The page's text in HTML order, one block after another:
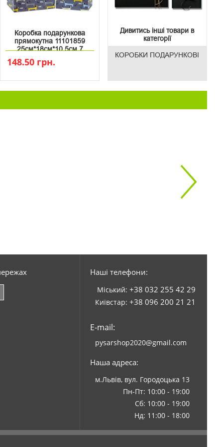
Коробка подарункова
прямокутна 11101859
25см*18см*10.5см 7
148.50 грн.
Дивитись інші товари в
категорії
КОРОБКИ ПОДАРУНКОВІ
Наші телефони:
Міський: +38 032 255 42 29
Київстар: +38 096 200 21 21
E-mail:
pysarshop2020@gmail.com
Наша адреса:
м.Львів, вул. Городоцька 13
Пн-Пт: 10:00 - 19:00
Сб: 10:00 - 19:00
Нд: 11:00 - 18:00